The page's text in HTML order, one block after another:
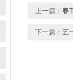
上一篇： 春
下一篇： 五